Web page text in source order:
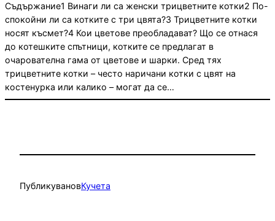
Съдържание1 Винаги ли са женски трицветните котки2 По-
спокойни ли са котките с три цвята?3 Трицветните котки
носят късмет?4 Кои цветове преобладават? Що се отнася
до котешките спътници, котките се предлагат в
очарователна гама от цветове и шарки. Сред тях
трицветните котки – често наричани котки с цвят на
костенурка или калико – могат да се…
ПубликувановКучета